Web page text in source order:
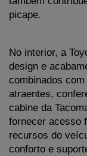
picape.
No interior, a
design e
combinados
atraentes,
cabine da
fornecer acesso
recursos do
conforto e